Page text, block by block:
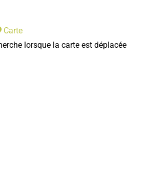
Carte
lorsque la carte est déplacée